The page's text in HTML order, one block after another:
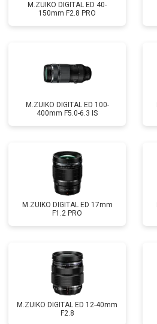
M.ZUIKO DIGITAL ED 40-
150mm F2.8 PRO
M.ZUIKO DIGITAL ED 100-
400mm F5.0-6.3 IS
M.ZUIKO DIGITAL ED 17mm
F1.2 PRO
M.ZUIKO DIGITAL ED 12-40mm
F2.8